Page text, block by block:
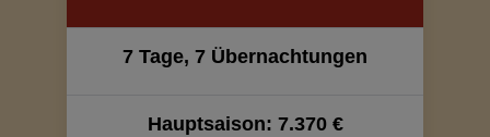
7 Tage, 7 Übernachtungen
Hauptsaison: 7.370 €